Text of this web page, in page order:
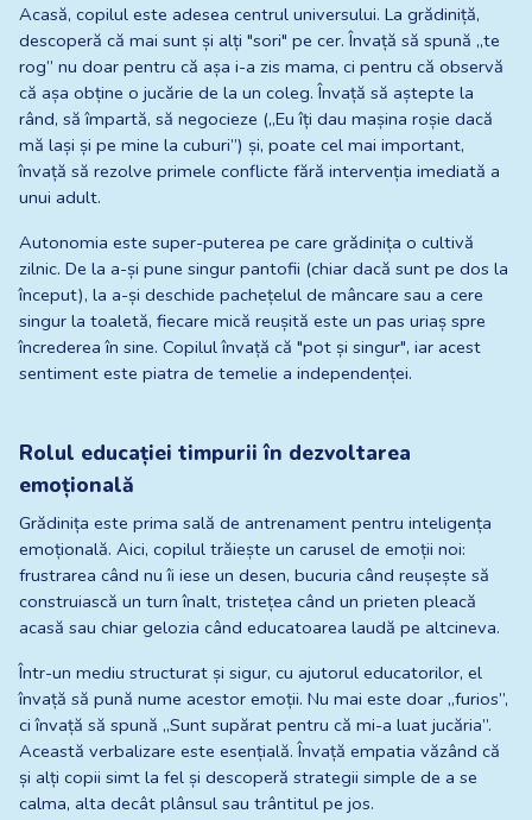
Acasă, copilul este adesea centrul universului. La grădiniță,
descoperă că mai sunt și alți "sori" pe cer. Învață să spună „te
rog” nu doar pentru că așa i-a zis mama, ci pentru că observă
că așa obține o jucărie de la un coleg. Învață să aștepte la
rând, să împartă, să negocieze („Eu îți dau mașina roșie dacă
mă lași și pe mine la cuburi”) și, poate cel mai important,
învață să rezolve primele conflicte fără intervenția imediată a
unui adult.
Autonomia este super-puterea pe care grădinița o cultivă
zilnic. De la a-și pune singur pantofii (chiar dacă sunt pe dos la
început), la a-și deschide pachețelul de mâncare sau a cere
singur la toaletă, fiecare mică reușită este un pas uriaș spre
încrederea în sine. Copilul învață că "pot și singur", iar acest
sentiment este piatra de temelie a independenței.
Rolul educației timpurii în dezvoltarea
emoțională
Grădinița este prima sală de antrenament pentru inteligența
emoțională. Aici, copilul trăiește un carusel de emoții noi:
frustrarea când nu îi iese un desen, bucuria când reușește să
construiască un turn înalt, tristețea când un prieten pleacă
acasă sau chiar gelozia când educatoarea laudă pe altcineva.
Într-un mediu structurat și sigur, cu ajutorul educatorilor, el
învață să pună nume acestor emoții. Nu mai este doar „furios”,
ci învață să spună „Sunt supărat pentru că mi-a luat jucăria”.
Această verbalizare este esențială. Învață empatia văzând că
și alți copii simt la fel și descoperă strategii simple de a se
calma, alta decât plânsul sau trântitul pe jos.